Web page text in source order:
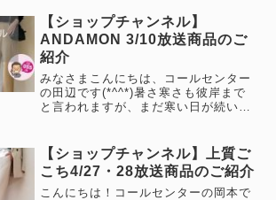
10分ほど【ショップチャンネル】で
【P2（ピーツー）】の...
【ショップチャンネル】
ANDAMON 3/10放送商品のご
紹介
みなさまこんにちは、コールセンター
の田辺です(*^^*)暑さ寒さも彼岸まで
と言われますが、まだ寒い日が続いて
時から、【ショップチャンネル】で今
年2回目のANDA...
【ショップチャンネル】上質ご
こち4/27・28放送商品のご紹介
こんにちは！コールセンターの岡本で